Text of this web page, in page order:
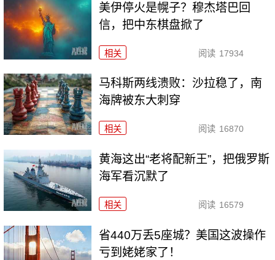
美伊停火是幌子？穆杰塔巴回
信，把中东棋盘掀了
相关 阅读 17934
马科斯两线溃败：沙拉稳了，南
海牌被东大刺穿
相关 阅读 16870
黄海这出“老将配新王”，把俄罗斯
海军看沉默了
相关 阅读 16579
省440万丢5座城？美国这波操作
亏到姥姥家了！